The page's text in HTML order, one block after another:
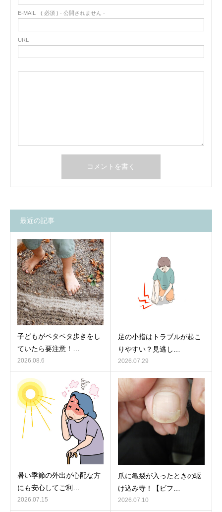
E-MAIL ( 必須 ) - 公開されません -
URL
最近の記事
子どもがペタペタ歩きをし
ていたら要注意！…
2026.08.6
足の小指はトラブルが起こ
りやすい？見逃し…
2026.07.29
暑い季節の外出が心配な方
にも安心してご利…
2026.07.15
爪に亀裂が入ったときの駆
け込み寺！【ビフ…
2026.07.10